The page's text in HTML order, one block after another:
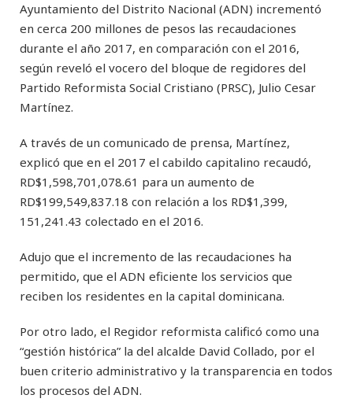
Ayuntamiento del Distrito Nacional (ADN) incrementó
en cerca 200 millones de pesos las recaudaciones
durante el año 2017, en comparación con el 2016,
según reveló el vocero del bloque de regidores del
Partido Reformista Social Cristiano (PRSC), Julio Cesar
Martínez.
A través de un comunicado de prensa, Martínez,
explicó que en el 2017 el cabildo capitalino recaudó,
RD$1,598,701,078.61 para un aumento de
RD$199,549,837.18 con relación a los RD$1,399,
151,241.43 colectado en el 2016.
Adujo que el incremento de las recaudaciones ha
permitido, que el ADN eficiente los servicios que
reciben los residentes en la capital dominicana.
Por otro lado, el Regidor reformista calificó como una
“gestión histórica” la del alcalde David Collado, por el
buen criterio administrativo y la transparencia en todos
los procesos del ADN.